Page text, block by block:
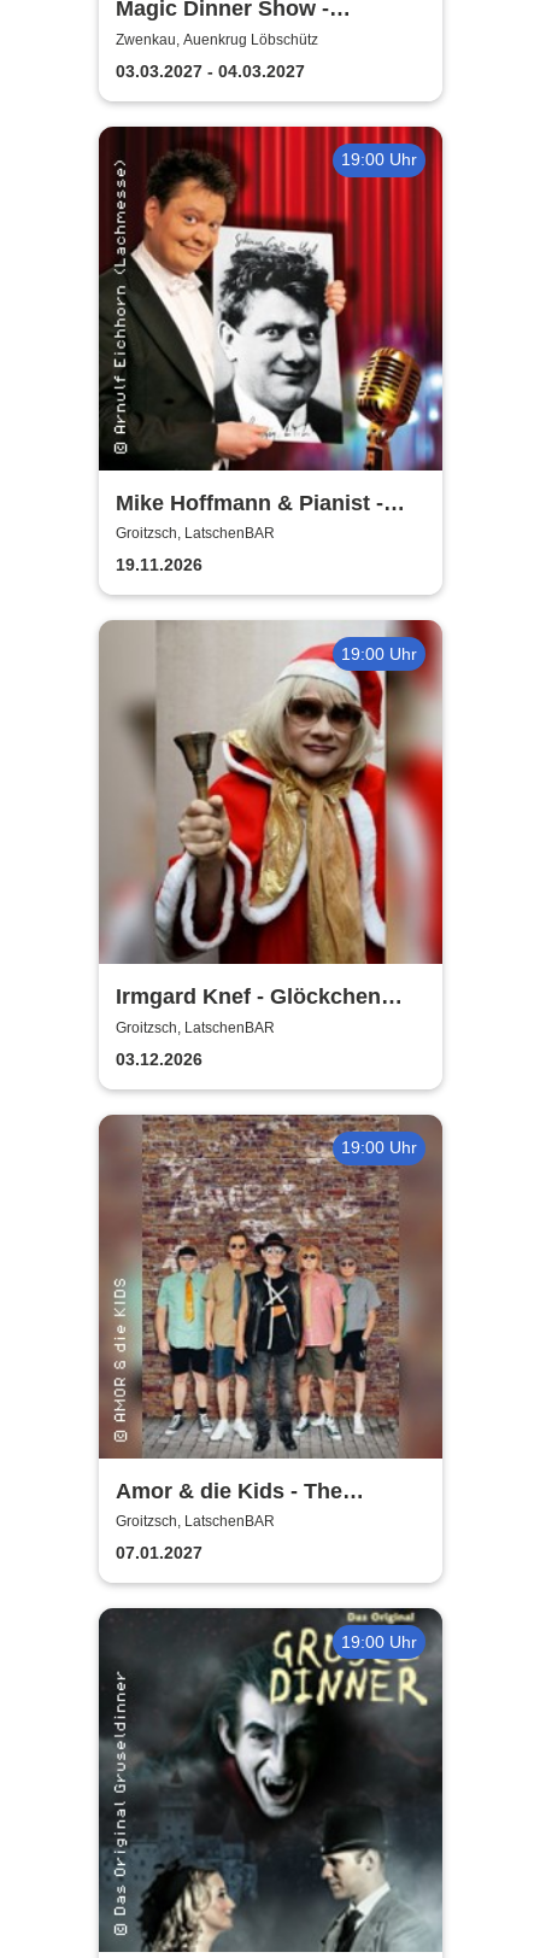
Magic Dinner Show -
WUNDERWELT DER TRÄUME
| Florian Poldrack
Zauberkunst
Zwenkau, Auenkrug Löbschütz
03.03.2027 - 04.03.2027
19:00 Uhr
Mike Hoffmann & Pianist -
Nehm´n Sie´n Alten! | Ein Otto
Reutter-Abend
Groitzsch, LatschenBAR
19.11.2026
19:00 Uhr
Irmgard Knef - Glöckchen
hier - Glöckchen da |
LatschenBAR
Groitzsch, LatschenBAR
03.12.2026
19:00 Uhr
Amor & die Kids - The
Bockwurst returns !
Groitzsch, LatschenBAR
07.01.2027
19:00 Uhr